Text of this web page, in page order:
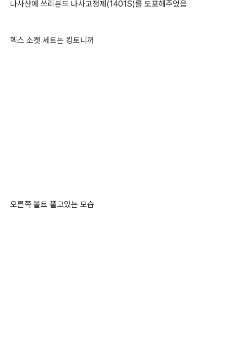
나사산에 쓰리본드 나사고정제(1401S)를 도포해주었음
헥스 소켓 세트는 킹토니꺼
오른쪽 볼트 풀고있는 모습